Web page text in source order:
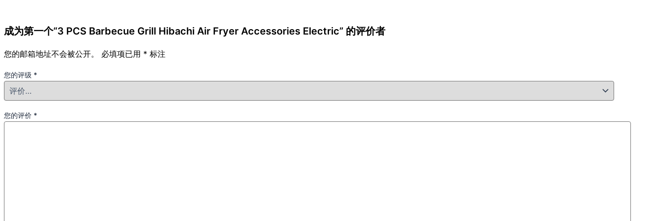
成为第一个“3 PCS Barbecue Grill Hibachi Air Fryer Accessories Electric” 的评价者
您的邮箱地址不会被公开。 必填项已用 * 标注
您的评级 *
您的评价 *